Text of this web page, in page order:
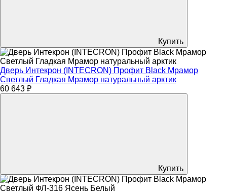
Купить
Дверь Интекрон (INTECRON) Профит Black Мрамор
Светлый Гладкая Мрамор натуральный арктик
60 643 ₽
Купить